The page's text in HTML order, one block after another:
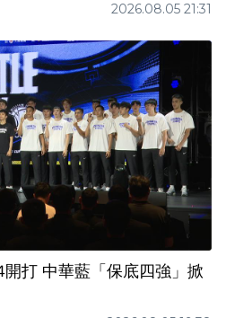
2026.08.05 21:31
打 中華藍「保底四強」掀